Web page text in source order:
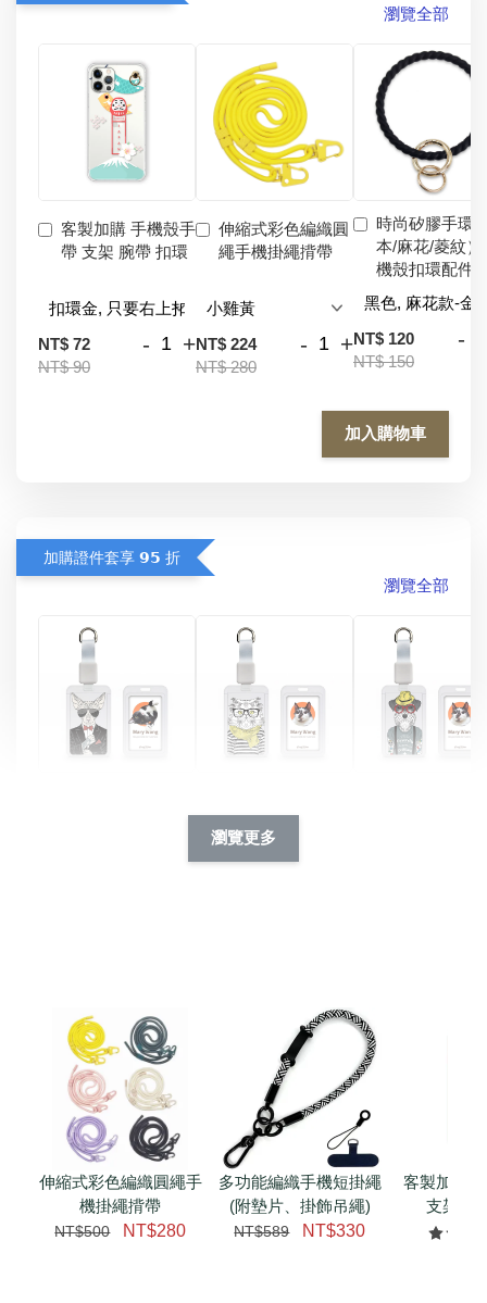
瀏覽全部
客製加購 手機殼手
帶 支架 腕帶 扣環
NT$ 72
NT$ 90
- +
伸縮式彩色編織圓
繩手機掛繩揹帶
NT$ 224
NT$ 280
- +
時尚矽膠手環
本/麻花/菱紋）
機殼扣環配件
NT$ 120
NT$ 150
-
加入購物車
加購證件套享 𝟵𝟱 折
瀏覽全部
件套(附伸縮卡扣)
CSAA05
加入購物車
瀏覽更多
瀏覽更多
伸縮式彩色編織圓繩手
機掛繩揹帶
NT$500 NT$280
多功能編織手機短掛繩
(附墊片、掛飾吊繩)
NT$589 NT$330
客製加購
支架 腕